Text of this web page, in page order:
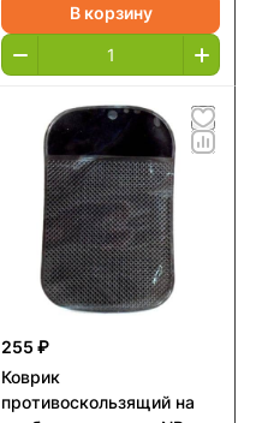
В корзину
255 ₽
Коврик
противоскользящий на